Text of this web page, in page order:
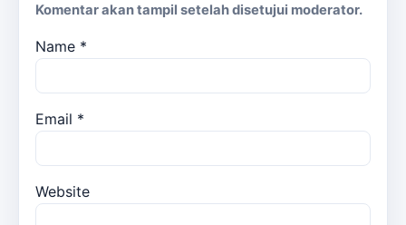
Komentar akan tampil setelah disetujui moderator.
Name *
Email *
Website